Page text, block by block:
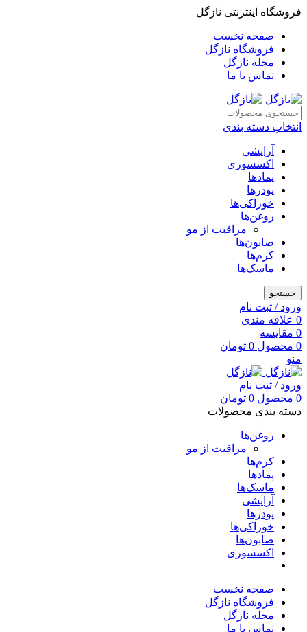
فروشگاه اینترنتی نازگل
صفحه نخست
فروشگاه نازگل
مجله نازگل
تماس با ما
انتخاب دسته بندی
آرایشی
اکسسوری
پمادها
پودرها
خوراکی‌ها
روغن‌ها
مراقبت از مو
صابون‌ها
کرم‌ها
ماسک‌ها
جستجو
ورود / ثبت نام
0 علاقه مندی
0 مقایسه
0 محصول 0 تومان
منو
ورود / ثبت نام
0 محصول 0 تومان
دسته بندی محصولات
روغن‌ها
مراقبت از مو
کرم‌ها
پمادها
ماسک‌ها
آرایشی
پودرها
خوراکی‌ها
صابون‌ها
اکسسوری
صفحه نخست
فروشگاه نازگل
مجله نازگل
تماس با ما